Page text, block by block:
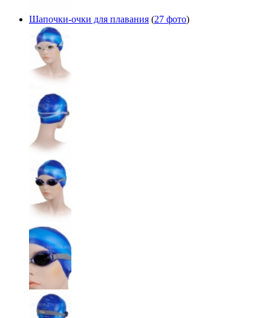
Шапочки-очки для плавания (27 фото)